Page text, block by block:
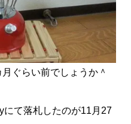
ぐらい前でしょうか＾
にて落札したのが11月27